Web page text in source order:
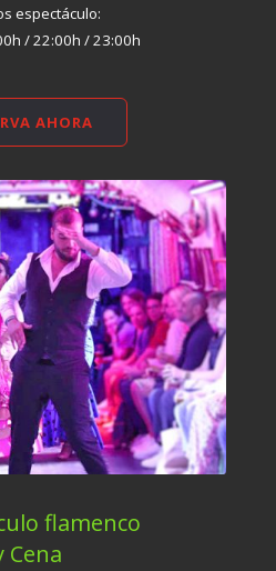
espectáculo:
/ 22:00h / 23:00h
AHORA
flamenco
Cena